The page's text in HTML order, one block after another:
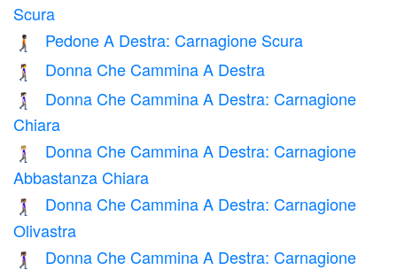
Scura
🚶🏿‍➡️ Pedone A Destra: Carnagione Scura
🚶‍♀️‍➡️ Donna Che Cammina A Destra
🚶🏻‍♀️‍➡️
Donna Che Cammina A Destra: Carnagione
Chiara
🚶🏼‍♀️‍➡️
Donna Che Cammina A Destra: Carnagione
Abbastanza Chiara
🚶🏽‍♀️‍➡️
Donna Che Cammina A Destra: Carnagione
Olivastra
🚶🏾‍♀️‍➡️
Donna Che Cammina A Destra: Carnagione